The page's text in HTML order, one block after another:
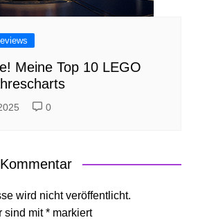
Meine Top 10 LEGO
0
wird nicht veröffentlicht.
sind mit*markiert